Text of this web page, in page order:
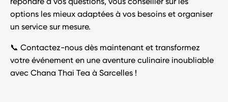
répondre à vos questions, vous conseiller sur les
options les mieux adaptées à vos besoins et organiser
un service sur mesure.
📞 Contactez-nous dès maintenant et transformez
votre événement en une aventure culinaire inoubliable
avec Chana Thai Tea à Sarcelles !